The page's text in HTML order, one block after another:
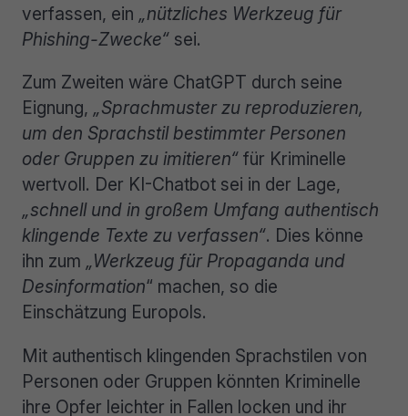
verfassen, ein „nützliches Werkzeug für
Phishing-Zwecke“ sei.
Zum Zweiten wäre ChatGPT durch seine
Eignung, „Sprachmuster zu reproduzieren,
um den Sprachstil bestimmter Personen
oder Gruppen zu imitieren“ für Kriminelle
wertvoll. Der KI-Chatbot sei in der Lage,
„schnell und in großem Umfang authentisch
klingende Texte zu verfassen“. Dies könne
ihn zum „Werkzeug für Propaganda und
Desinformation“ machen, so die
Einschätzung Europols.
Mit authentisch klingenden Sprachstilen von
Personen oder Gruppen könnten Kriminelle
ihre Opfer leichter in Fallen locken und ihr